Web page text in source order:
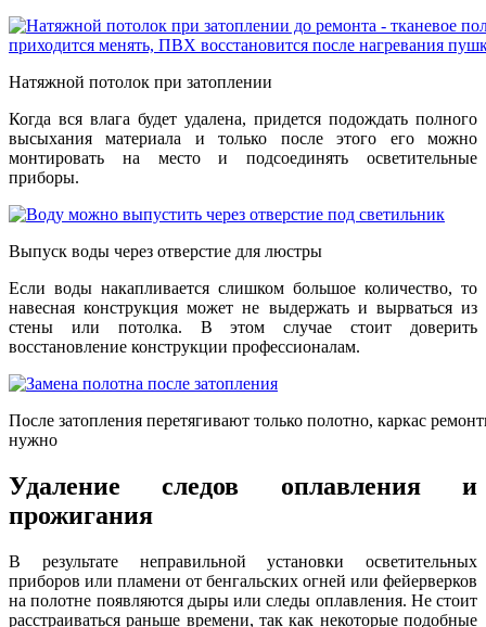
Натяжной потолок при затоплении
Когда вся влага будет удалена, придется подождать полного
высыхания материала и только после этого его можно
монтировать на место и подсоединять осветительные
приборы.
Выпуск воды через отверстие для люстры
Если воды накапливается слишком большое количество, то
навесная конструкция может не выдержать и вырваться из
стены или потолка. В этом случае стоит доверить
восстановление конструкции профессионалам.
После затопления перетягивают только полотно, каркас
нужно
Удаление следов оплавления и
прожигания
В результате неправильной установки осветительных
приборов или пламени от бенгальских огней или фейерверков
на полотне появляются дыры или следы оплавления. Не стоит
расстраиваться раньше времени, так как некоторые подобные